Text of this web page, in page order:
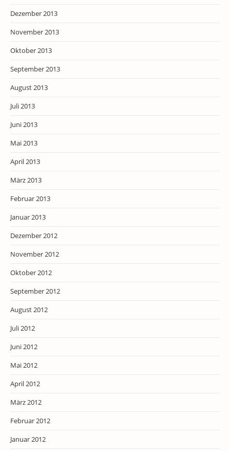
Dezember 2013
November 2013
Oktober 2013
September 2013
August 2013
Juli 2013
Juni 2013
Mai 2013
April 2013
März 2013
Februar 2013
Januar 2013
Dezember 2012
November 2012
Oktober 2012
September 2012
August 2012
Juli 2012
Juni 2012
Mai 2012
April 2012
März 2012
Februar 2012
Januar 2012